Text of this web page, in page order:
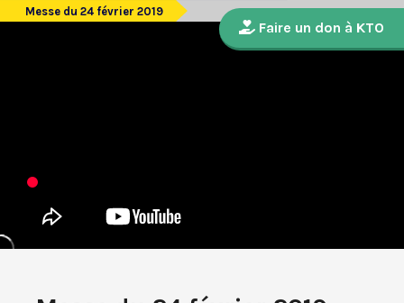
Messe du 24 février 2019
Faire un don à KTO